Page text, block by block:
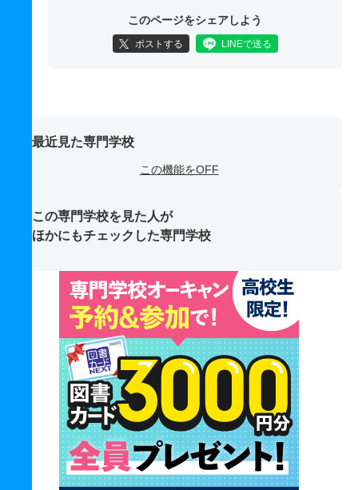
このページをシェアしよう
ポストする LINEで送る
最近見た専門学校
この機能をOFF
この専門学校を見た人が
ほかにもチェックした専門学校